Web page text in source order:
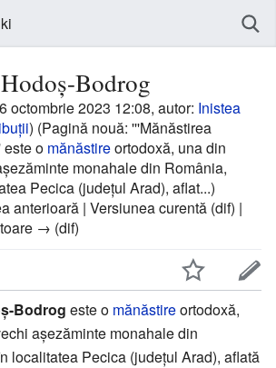
Bodrog
octombrie 2023 12:08, autor: Inistea
) (Pagină nouă: '''Mănăstirea
este o mănăstireortodoxă, una din
monahale din România,
Pecica (județul Arad), aflat...)
anterioară | Versiunea curentă (dif) |
→ (dif)
Bodrog este o mănăstireortodoxă,
așezăminte monahale din
localitatea Pecica (județul Arad), aflată